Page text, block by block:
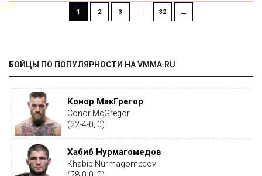
1 2 3 … 32 →
БОЙЦЫ ПО ПОПУЛЯРНОСТИ НА VMMA.RU
Конор МакГрегор
Conor McGregor
(22-4-0, 0)
Хабиб Нурмагомедов
Khabib Nurmagomedov